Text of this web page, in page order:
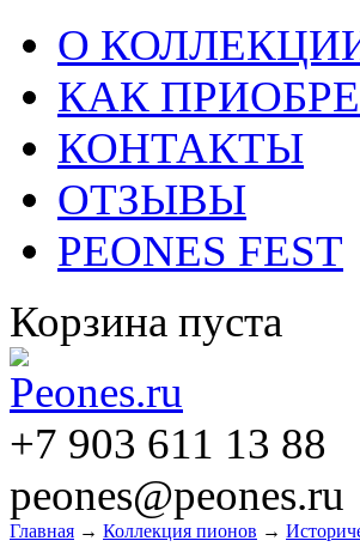
О
КАК
КОНТАКТЫ
ОТЗЫВЫ
PEONES FEST
Корзина пуста
+7 903 611 13 88
peones@peones.ru
Главная → Коллекция пионов →